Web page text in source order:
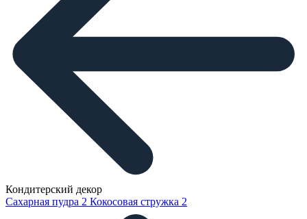
Кондитерский декор
Сахарная пудра 2 Кокосовая стружка 2